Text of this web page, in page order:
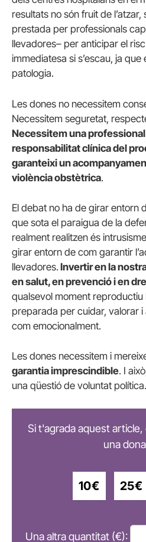
resultats no són fruit de l’atzar,
prestada per professionals
llevadores– per anticipar el
immediatesa si s’escau, ja
patologia.
Les dones no necessitem
Necessitem seguretat,
Necessitem una
responsabilitat clínica del
garanteixi un
violència obstètrica.
El debat no ha de girar entorn
que sota el paraigua de la
realment realitzen és
girar entorn de com garantir
llevadores. Invertir en la
en salut, en prevenció i en
qualsevol moment reproductiu
preparada per cuidar, valorar
com emocionalment.
Les dones necessitem i
garantia imprescindible. I
una qüestió de voluntat política.
Si t'agrada aquest
una
10€ 25€
Una altra quantitat (€):